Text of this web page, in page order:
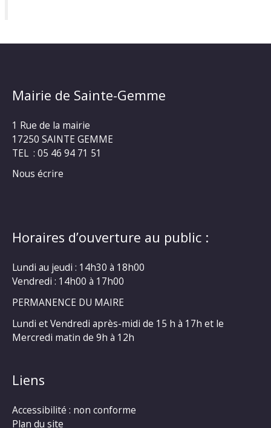
Mairie de Sainte-Gemme
1 Rue de la mairie
17250 SAINTE GEMME
TEL : 05 46 94 71 51
Nous écrire
Horaires d’ouverture au public :
Lundi au jeudi : 14h30 à 18h00
Vendredi : 14h00 à 17h00
PERMANENCE DU MAIRE
Lundi et Vendredi après-midi de 15 h à 17h et le
Mercredi matin de 9h à 12h
Liens
Accessibilité : non conforme
Plan du site